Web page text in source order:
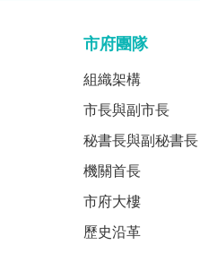
市府團隊
組織架構
市長與副市長
秘書長與副秘書長
機關首長
市府大樓
歷史沿革